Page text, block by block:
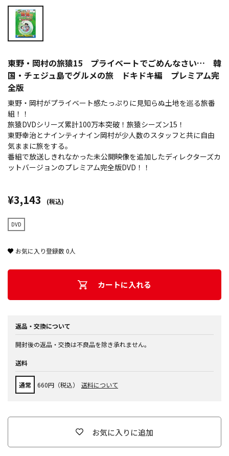
東野・岡村の旅猿15 プライベートでごめんなさい… 韓
国・チェジュ島でグルメの旅 ドキドキ編 プレミアム完
全版
東野・岡村がプライベート感たっぷりに見知らぬ土地を巡る旅番
組！！
旅猿DVDシリーズ累計100万本突破！旅猿シーズン15！
東野幸治とナインティナイン岡村が少人数のスタッフと共に自由
気ままに旅をする。
番組で放送しきれなかった未公開映像を追加したディレクターズカ
ットバージョンのプレミアム完全版DVD！！
¥3,143 (税込)
DVD
お気に入り登録数0人
カートに入れる
返品・交換について
開封後の返品・交換は不良品を除き承れません。
送料
通常 660円（税込） 送料について
お気に入りに追加